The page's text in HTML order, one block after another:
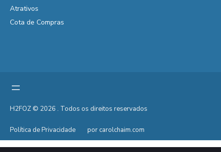
Atrativos
Cota de Compras
H2FOZ © 2026 . Todos os direitos reservados
Política de Privacidade por carolchaim.com